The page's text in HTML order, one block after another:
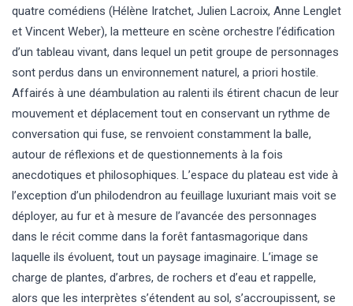
quatre comédiens (Hélène Iratchet, Julien Lacroix, Anne Lenglet
et Vincent Weber), la metteure en scène orchestre l’édification
d’un tableau vivant, dans lequel un petit groupe de personnages
sont perdus dans un environnement naturel, a priori hostile.
Affairés à une déambulation au ralenti ils étirent chacun de leur
mouvement et déplacement tout en conservant un rythme de
conversation qui fuse, se renvoient constamment la balle,
autour de réflexions et de questionnements à la fois
anecdotiques et philosophiques. L’espace du plateau est vide à
l’exception d’un philodendron au feuillage luxuriant mais voit se
déployer, au fur et à mesure de l’avancée des personnages
dans le récit comme dans la forêt fantasmagorique dans
laquelle ils évoluent, tout un paysage imaginaire. L’image se
charge de plantes, d’arbres, de rochers et d’eau et rappelle,
alors que les interprètes s’étendent au sol, s’accroupissent, se